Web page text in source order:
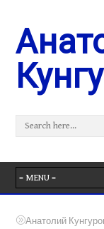
Анатолий